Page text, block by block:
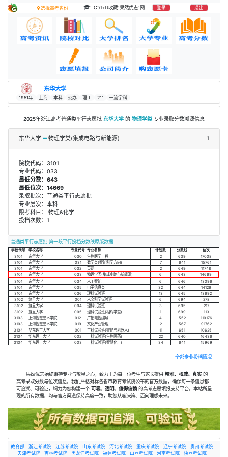
选择高考省份 Ctrl+D收藏“果然优志”网 登录 退出
东华大学
1951年 上海 本科 公办 理工 211 一流学科
2025年浙江高考普通类平行志愿批 东华大学 的 物理学类 专业录取分数溯源信息
东华大学 物理学类(集成电路与新能源) 1
院校代码：3101
专业代码：033
最低分数：643
最低位次：14669
录取批次：普通类平行志愿批
专业层次：本科
限考科目： 物理&化学
投档次数：1
普通类平行志愿批 第一段平行投档分数线原版数据
学校代号 学校名称 专业代号 专业名称 计划数 分数线
位次
3101
东华大学 030 生物医学工程 2 639
17008
3101
东华大学 031 数学类(智能科学方向) 7 641
15761
3101
东华大学 032 英语 2 649
11748
3101
东华大学 033 物理学类(集成电路与新能源) 6 643
14669
3101
东华大学 034 人工智能 6 646
13096
3101
东华大学 035 电子信息类 32 644
14126
3101
东华大学 036 理科试验班 13 645
13692
3102
复旦大学 001 人文科学试验班 6 694
278
3102
复旦大学 004 理科试验班 3 695
217
3102
复旦大学 005 理科试验班(相辉学堂) 1 699
113
3103
上海视觉艺术学院 012 广播电视编导 4 552
110176
3103
上海视觉艺术学院 019 文化产业管理 2 567
91762
3104
华东理工大学 001 工科试验班(智能与机器人) 11 651
10625
3104
华东理工大学 002 工科试验班(生物医药) 22 640
16436
3104
华东理工大学 003 工科试验班(智慧化工) 34 641 15969
全部专业投档情况
果然优志始终秉持专业与敬畏之心，致力于为每一位考生与家长提供 精准、权威、真实的
高考录取分数与位次信息。我们严格对标各省市教育考试院公布的官方数据，确保每一条信息都
可追溯、可验证，竭力为您构建一个 可靠、透明、值得信赖 的高考志愿填报支持平台。本站所呈
现的所有数据，均与官方渠道保持高度一致，助您从容决策、迈向理想未来。
教育部 浙江考试院 江苏考试院 山东考试院 河北考试院 重庆考试院 辽宁考试院
贵州考试院
天津考试院
吉林考试院 黑龙江考试院 福建考试院 山西考试院 河南考试院
陕西考试院